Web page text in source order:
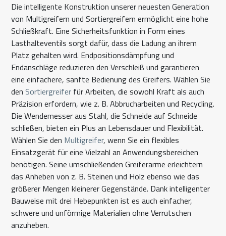
Die intelligente Konstruktion unserer neuesten Generation
von Multigreifern und Sortiergreifern ermöglicht eine hohe
Schließkraft. Eine Sicherheitsfunktion in Form eines
Lasthalteventils sorgt dafür, dass die Ladung an ihrem
Platz gehalten wird. Endpositionsdämpfung und
Endanschläge reduzieren den Verschleiß und garantieren
eine einfachere, sanfte Bedienung des Greifers. Wählen Sie
den Sortiergreifer für Arbeiten, die sowohl Kraft als auch
Präzision erfordern, wie z. B. Abbrucharbeiten und Recycling.
Die Wendemesser aus Stahl, die Schneide auf Schneide
schließen, bieten ein Plus an Lebensdauer und Flexibilität.
Wählen Sie den Multigreifer, wenn Sie ein flexibles
Einsatzgerät für eine Vielzahl an Anwendungsbereichen
benötigen. Seine umschließenden Greiferarme erleichtern
das Anheben von z. B. Steinen und Holz ebenso wie das
größerer Mengen kleinerer Gegenstände. Dank intelligenter
Bauweise mit drei Hebepunkten ist es auch einfacher,
schwere und unförmige Materialien ohne Verrutschen
anzuheben.